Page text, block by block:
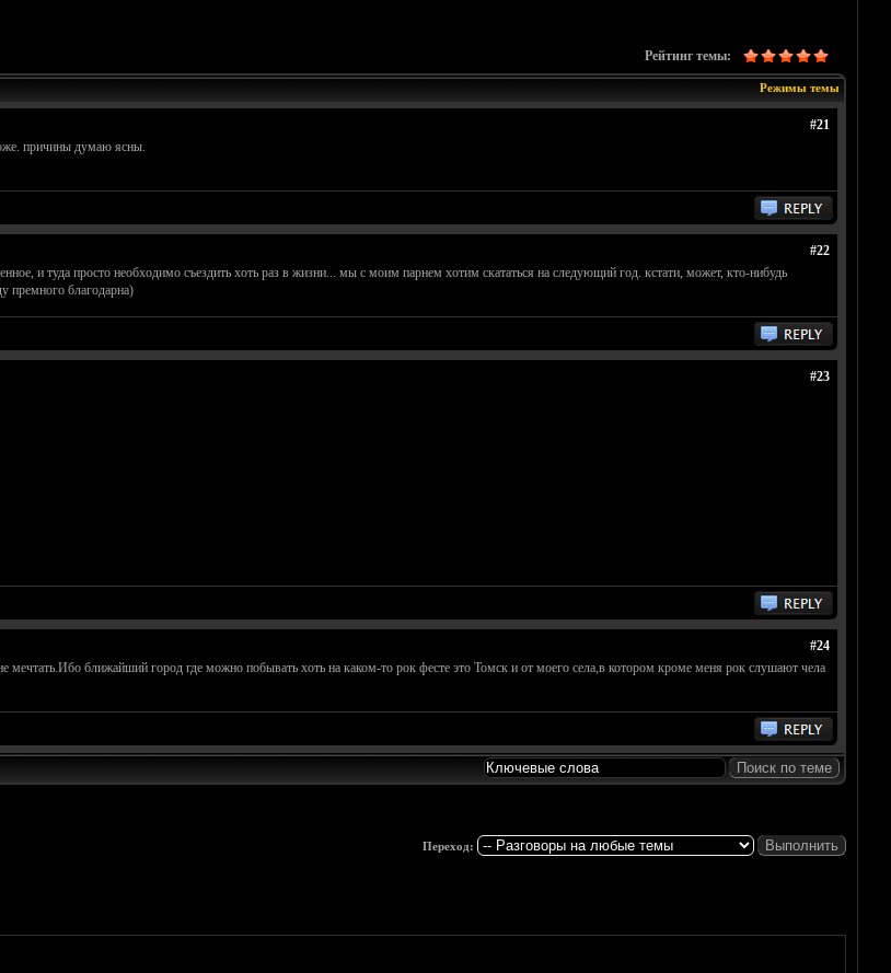
Рейтинг темы:
Режимы темы
#21
причины думаю ясны.
#22
и туда просто необходимо съездить хоть раз в жизни... мы с моим парнем хотим скататься на следующий год. кстати, может, кто-нибудь
премного благодарна)
#23
#24
мечтать.Ибо ближайший город где можно побывать хоть на каком-то рок фесте это Томск и от моего села,в котором кроме меня рок слушают чела
Переход: